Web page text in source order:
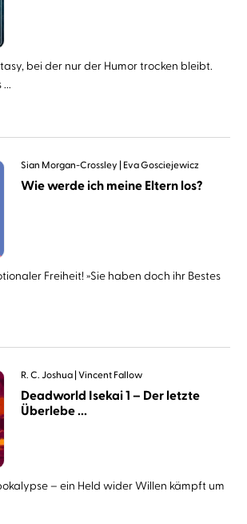
bei der nur der Humor trocken bleibt.
Sian Morgan-Crossley Eva Gosciejewicz
Wie werde ich meine Eltern los?
Freiheit! »Sie haben doch ihr Bestes
R. C. Joshua Vincent Fallow
Deadworld Isekai 1 – Der letzte
Überlebe ...
– ein Held wider Willen kämpft um